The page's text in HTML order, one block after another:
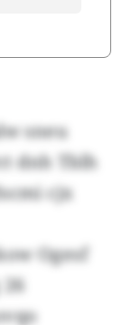
sneu
dnh Tblh
cjx
Ogesf